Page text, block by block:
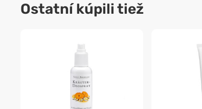
Ostatní kúpili tiež